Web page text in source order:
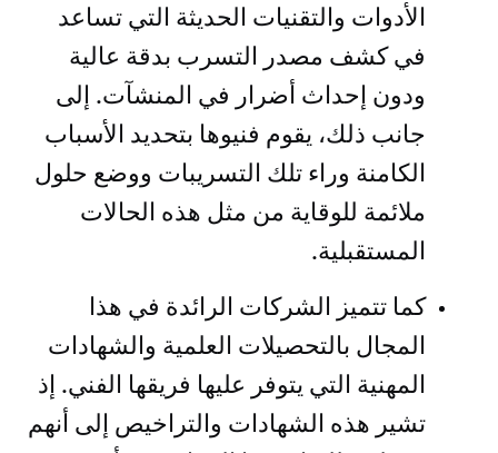
الأدوات والتقنيات الحديثة التي تساعد
في كشف مصدر التسرب بدقة عالية
ودون إحداث أضرار في المنشآت. إلى
جانب ذلك، يقوم فنيوها بتحديد الأسباب
الكامنة وراء تلك التسريبات ووضع حلول
ملائمة للوقاية من مثل هذه الحالات
المستقبلية.
كما تتميز الشركات الرائدة في هذا
المجال بالتحصيلات العلمية والشهادات
المهنية التي يتوفر عليها فريقها الفني. إذ
تشير هذه الشهادات والتراخيص إلى أنهم